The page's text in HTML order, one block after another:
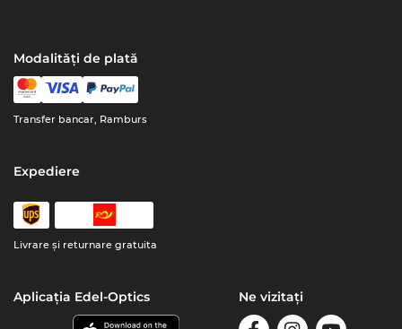
Modalități de plată
Transfer bancar, Ramburs
Expediere
Livrare şi returnare gratuita
Aplicația Edel-Optics Ne vizitați